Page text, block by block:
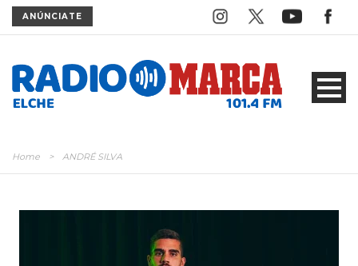
ANÚNCIATE
Home > ANDRÉ SILVA